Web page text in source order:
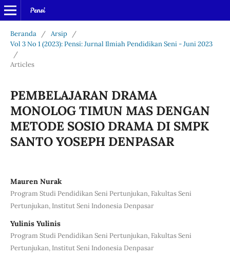
Beranda / Arsip
/
Vol 3 No 1 (2023): Pensi: Jurnal Ilmiah Pendidikan Seni - Juni 2023
/
Articles
PEMBELAJARAN DRAMA
MONOLOG TIMUN MAS DENGAN
METODE SOSIO DRAMA DI SMPK
SANTO YOSEPH DENPASAR
Mauren Nurak
Program Studi Pendidikan Seni Pertunjukan, Fakultas Seni
Pertunjukan, Institut Seni Indonesia Denpasar
Yulinis Yulinis
Program Studi Pendidikan Seni Pertunjukan, Fakultas Seni
Pertunjukan, Institut Seni Indonesia Denpasar